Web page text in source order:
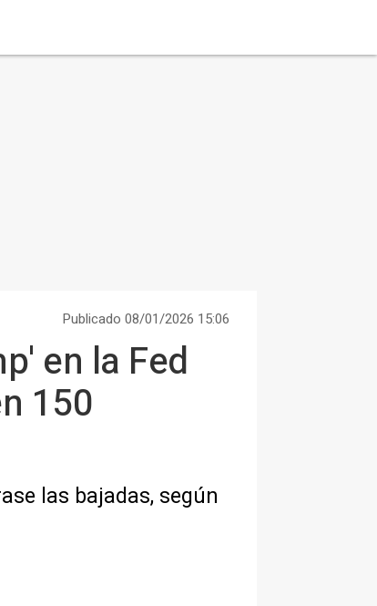
Publicado 08/01/2026 15:06
en la Fed
150
las bajadas, según